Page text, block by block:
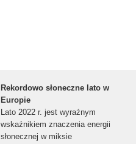
Rekordowo słoneczne lato w
Europie
Lato 2022 r. jest wyraźnym
wskaźnikiem znaczenia energii
słonecznej w miksie